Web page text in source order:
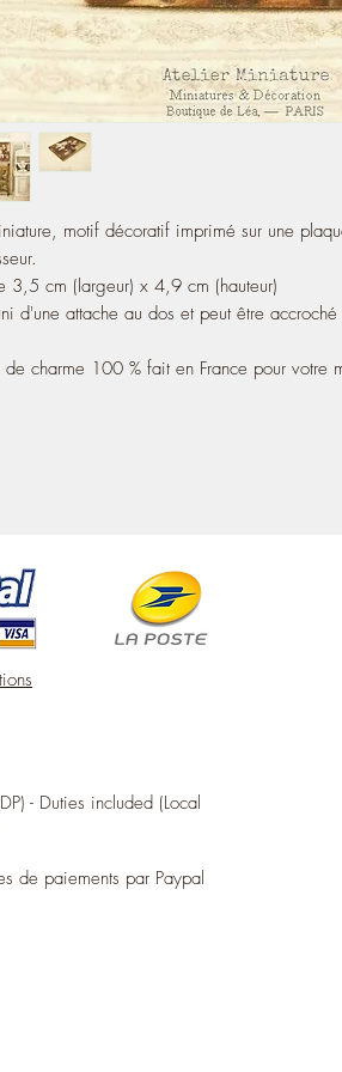
motif décoratif imprimé sur une
3,5 cm (largeur) x 4,9 cm (hauteur)
d'une attache au dos et peut être accroché
de charme 100 % fait en France pour votre
- Duties included (Local
de paiements par Paypal